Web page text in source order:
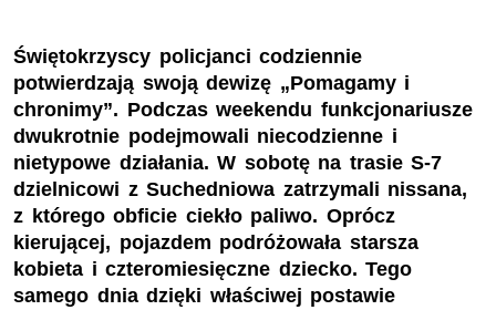
Świętokrzyscy policjanci codziennie
potwierdzają swoją dewizę „Pomagamy i
chronimy”. Podczas weekendu funkcjonariusze
dwukrotnie podejmowali niecodzienne i
nietypowe działania. W sobotę na trasie S-7
dzielnicowi z Suchedniowa zatrzymali nissana,
z którego obficie ciekło paliwo. Oprócz
kierującej, pojazdem podróżowała starsza
kobieta i czteromiesięczne dziecko. Tego
samego dnia dzięki właściwej postawie